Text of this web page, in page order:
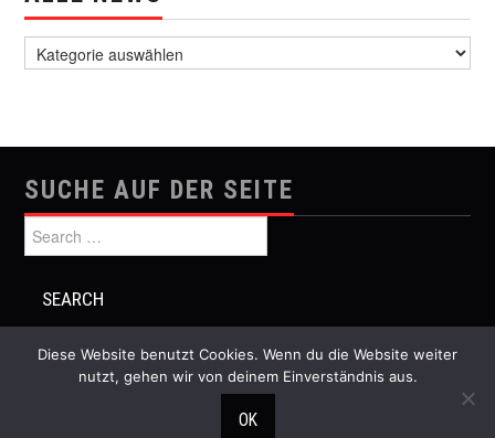
SUCHE AUF DER SEITE
Search for:
© 2026 Festival Musik und Politik. All rights reserved.
Diese Website benutzt Cookies. Wenn du die Website weiter
nutzt, gehen wir von deinem Einverständnis aus.
OK